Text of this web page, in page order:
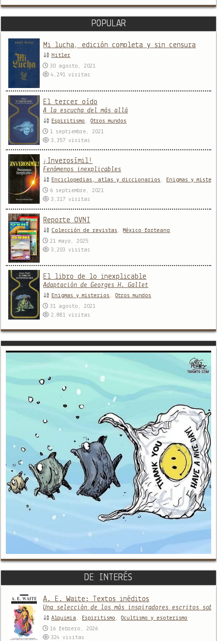
POPULAR
Mi lucha, edición completa y sin censura
Hitler
30 agosto, 2021
4,291visitas
El tercer oído
A la escucha del más allá
Espiritismo ,Otros mundos
1 septiembre, 2021
3,357visitas
¡Inverosímil!
Fenómenos inexplicables
Enciclopedias, atlas y diccionarios ,
Enigmas y
6 septiembre, 2021
3,317visitas
Reporte OVNI
Colección de revistas , México forteano
21 mayo, 2025
3,203visitas
El libro de lo inexplicable
Adaptación de Georges H. Gallet
Enigmas y misterios ,Otros mundos
31 agosto, 2021
2,881visitas
DE INTERÉS
A. E. Waite: Textos inéditos
Una selección de los más inspiradores escritos
Alquimia , Espiritismo ,Ocultismo y esoterismo
16 febrero, 2026
324visitas